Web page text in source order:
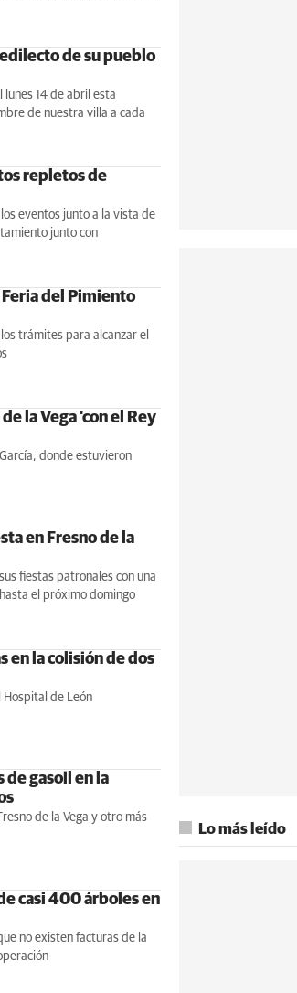
de su pueblo
lunes 14 de abril esta
de nuestra villa a cada
repletos de
eventos junto a la vista de
junto con
Feria del Pimiento
trámites para alcanzar el
la Vega ‘con el Rey
donde estuvieron
en Fresno de la
fiestas patronales con una
el próximo domingo
en la colisión de dos
Hospital de León
gasoil en la
de la Vega y otro más
casi 400 árboles en
no existen facturas de la
Lo más leído